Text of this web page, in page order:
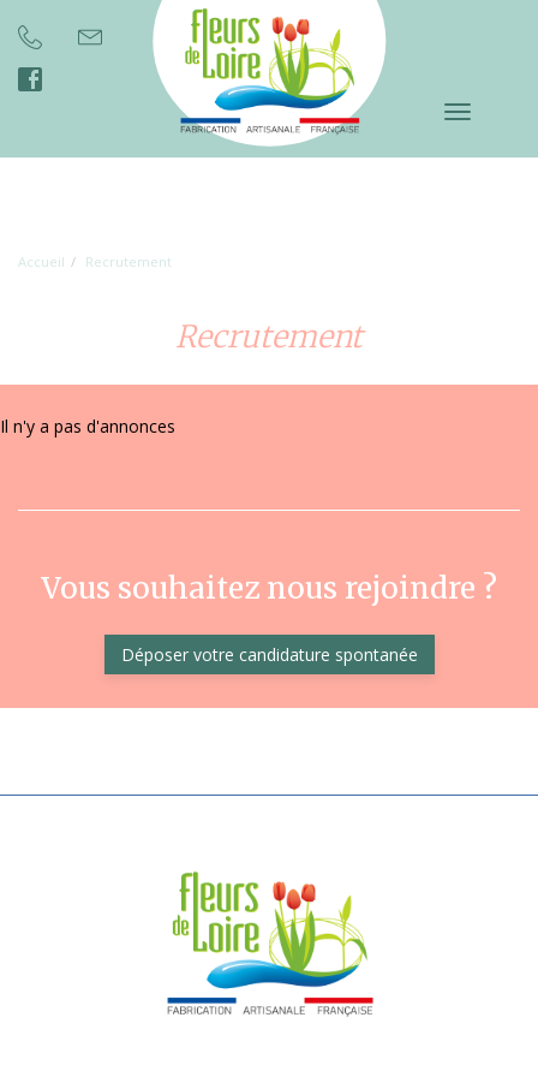
Toggle
Accueil Recrutement
Recrutement
Il n'y a pas d'annonces
Vous souhaitez nous rejoindre ?
Déposer votre candidature spontanée